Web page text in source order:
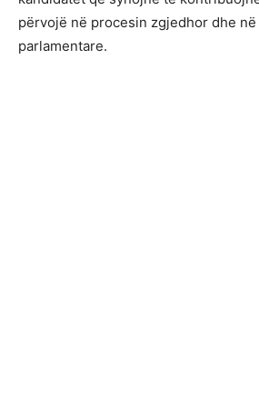
përvojë në procesin zgjedhor dhe
parlamentare.